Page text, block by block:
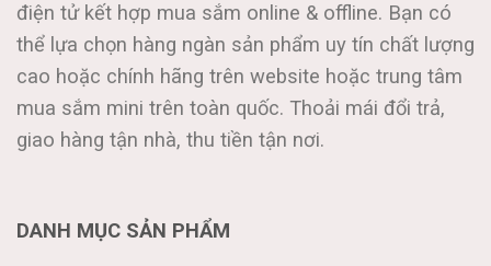
điện tử kết hợp mua sắm online & offline. Bạn có
thể lựa chọn hàng ngàn sản phẩm uy tín chất lượng
cao hoặc chính hãng trên website hoặc trung tâm
mua sắm mini trên toàn quốc. Thoải mái đổi trả,
giao hàng tận nhà, thu tiền tận nơi.
DANH MỤC SẢN PHẨM